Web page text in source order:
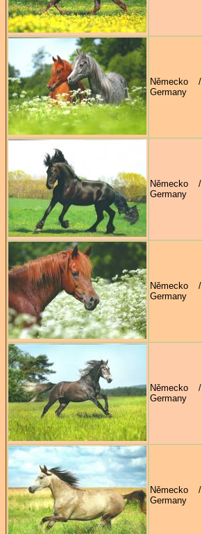
Německo /
Germany
Německo /
Germany
Německo /
Germany
Německo /
Germany
Německo /
Germany